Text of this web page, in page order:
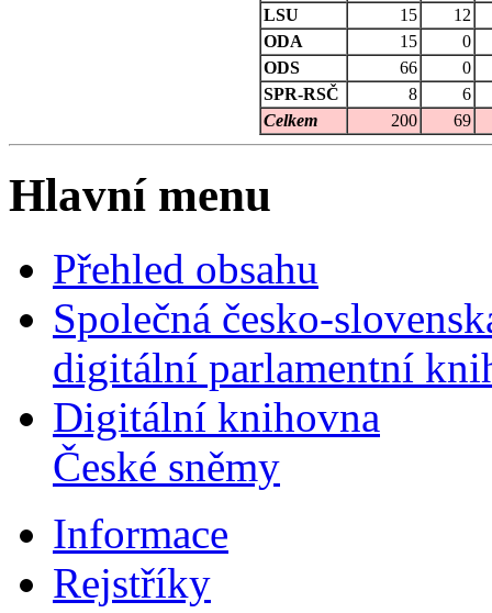
LSU
15
12
ODA
15
0
ODS
66
0
SPR-RSČ
8
6
Celkem
200 69
Hlavní menu
Přehled obsahu
Společná česko-
digitální parlamentní
Digitální knihovna
České sněmy
Informace
Rejstříky